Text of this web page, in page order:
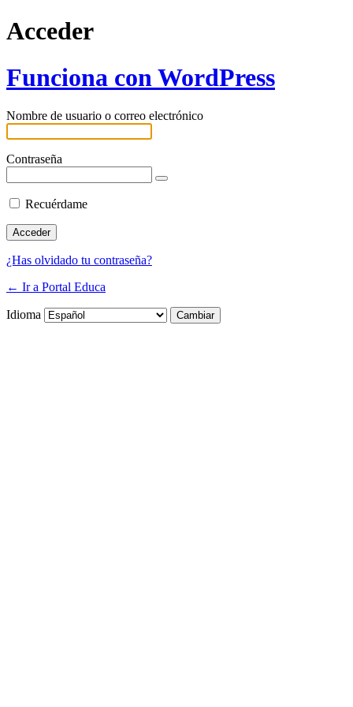
Acceder
Funciona con WordPress
Nombre de usuario o correo electrónico
Contraseña
Recuérdame
¿Has olvidado tu contraseña?
← Ir a Portal Educa
Idioma